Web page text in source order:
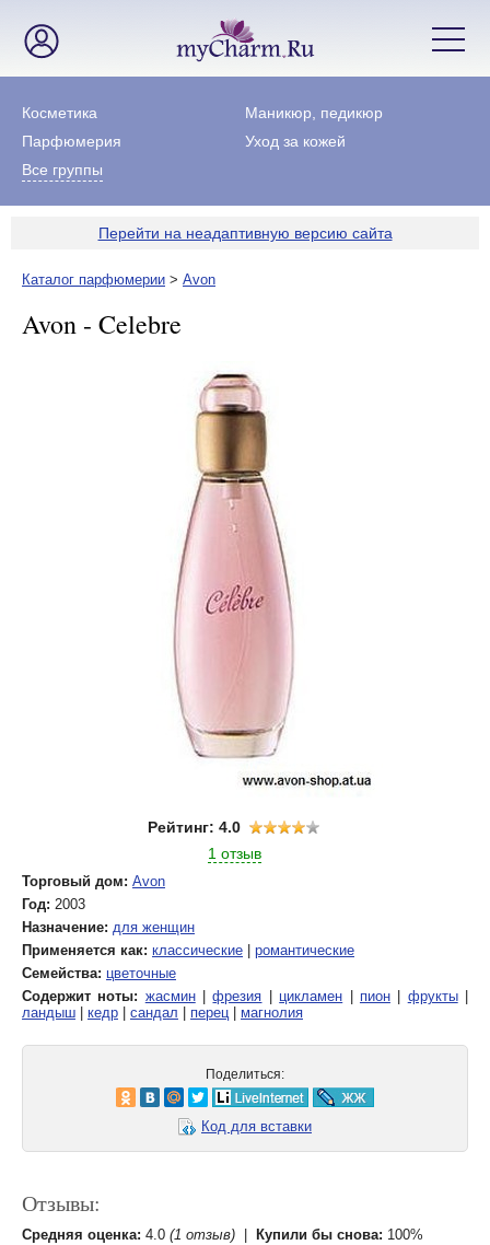
Косметика
Маникюр, педикюр
Парфюмерия
Уход за кожей
Все группы
Перейти на неадаптивную версию сайта
Каталог парфюмерии > Avon
Avon - Celebre
Рейтинг: 4.0
1 отзыв
Торговый дом: Avon
Год: 2003
Назначение: для женщин
Применяется как: классические
романтические
Семейства: цветочные
Содержит ноты: жасмин|фрезия цикламен пион| фрукты|
ландыш
кедр сандал перец| магнолия
Поделиться:
Код для вставки
Отзывы:
Средняя оценка: 4.0 (1 отзыв) Купили бы снова: 100%